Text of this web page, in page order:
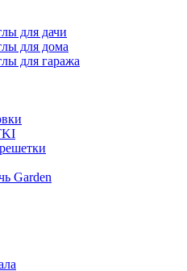
для дачи
для дома
для гаража
Garden